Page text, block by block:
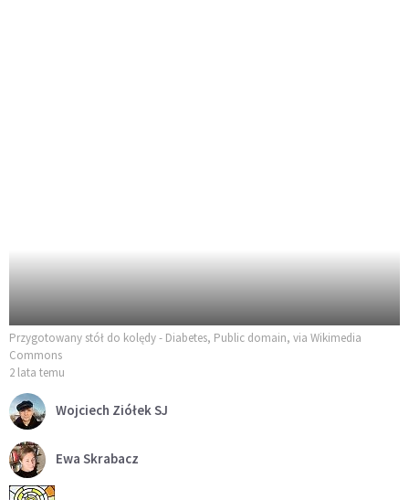
Przygotowany stół do kolędy - Diabetes, Public domain, via Wikimedia
Commons
2 lata temu
Wojciech Ziółek SJ
Ewa Skrabacz